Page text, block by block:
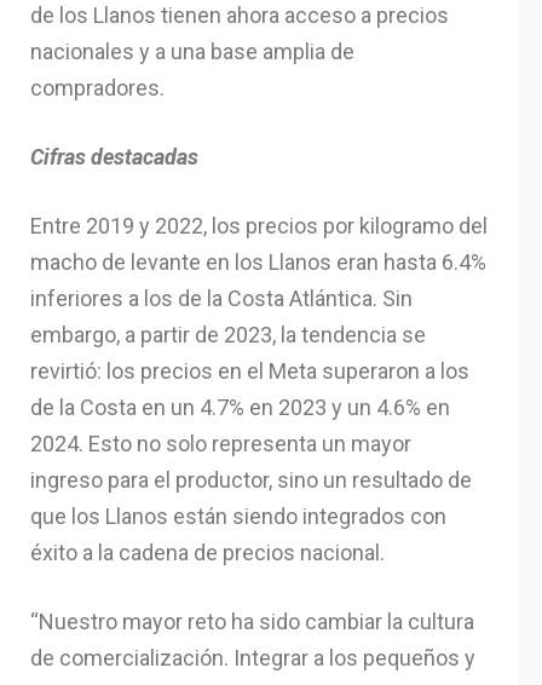
de los Llanos tienen ahora acceso a precios
nacionales y a una base amplia de
compradores.
Cifras destacadas
Entre 2019 y 2022, los precios por kilogramo del
macho de levante en los Llanos eran hasta 6.4%
inferiores a los de la Costa Atlántica. Sin
embargo, a partir de 2023, la tendencia se
revirtió: los precios en el Meta superaron a los
de la Costa en un 4.7% en 2023 y un 4.6% en
2024. Esto no solo representa un mayor
ingreso para el productor, sino un resultado de
que los Llanos están siendo integrados con
éxito a la cadena de precios nacional.
“Nuestro mayor reto ha sido cambiar la cultura
de comercialización. Integrar a los pequeños y